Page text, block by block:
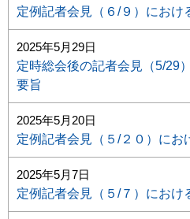
定例記者会見（６/９）におけ
2025年5月29日
定時総会後の記者会見（5/29
要旨
2025年5月20日
定例記者会見（５/２０）にお
2025年5月7日
定例記者会見（５/７）におけ